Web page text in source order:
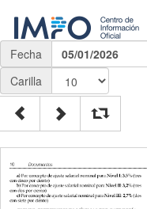
Fecha
05/01/2026
Carilla